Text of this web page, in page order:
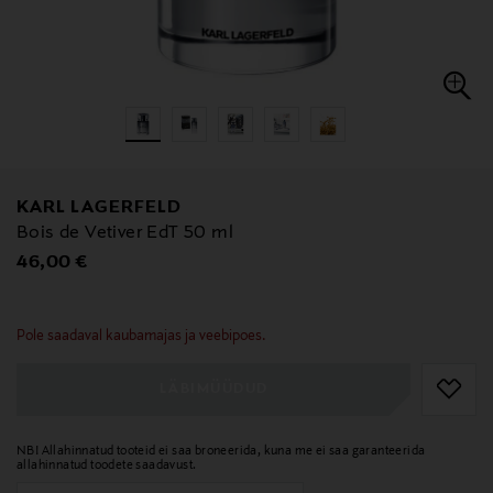
KARL LAGERFELD
Bois de Vetiver EdT 50 ml
Original Price
46,00 €
Pole saadaval kaubamajas ja veebipoes.
null
NB! Allahinnatud tooteid ei saa broneerida, kuna me ei saa garanteerida
allahinnatud toodete saadavust.